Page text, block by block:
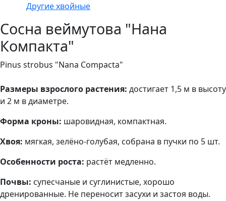
Другие хвойные
Сосна веймутова "Нана
Компакта"
Pinus strobus "Nana Compacta"
Размеры взрослого растения: достигает 1,5 м в высоту
и 2 м в диаметре.
Форма кроны: шаровидная, компактная.
Хвоя: мягкая, зелёно-голубая, собрана в пучки по 5 шт.
Особенности роста: растёт медленно.
Почвы: супесчаные и суглинистые, хорошо
дренированные. Не переносит засухи и застоя воды.